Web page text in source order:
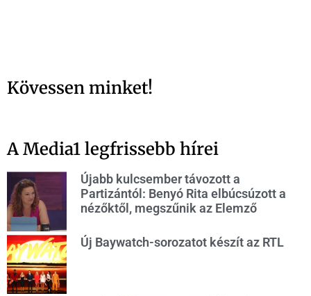
Kövessen minket!
A Media1 legfrissebb hírei
Újabb kulcsember távozott a
Partizántól: Benyó Rita elbúcsúzott a
nézőktől, megszűnik az Elemző
Új Baywatch-sorozatot készít az RTL